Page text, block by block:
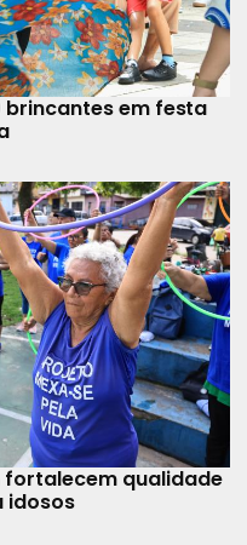
brincantes em festa
fortalecem qualidade
idosos